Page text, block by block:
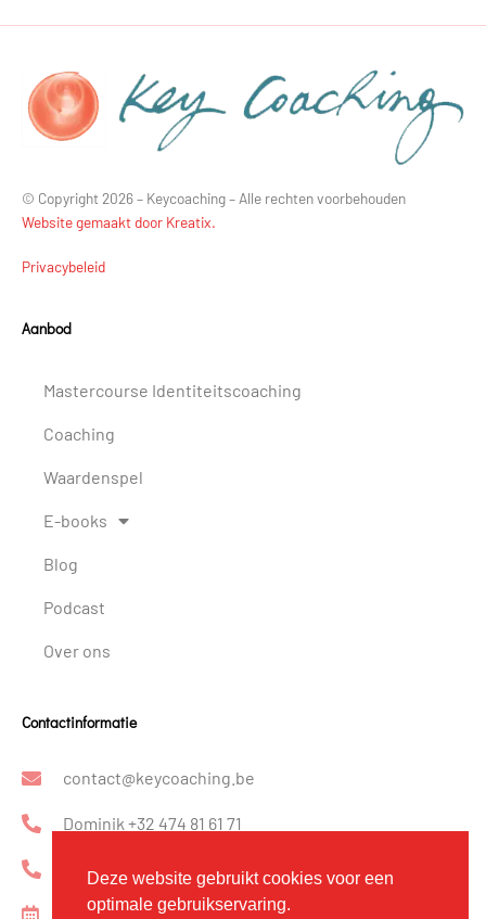
© Copyright 2026 – Keycoaching – Alle rechten voorbehouden
Website gemaakt door Kreatix.
Privacybeleid
Aanbod
Mastercourse Identiteitscoaching
Coaching
Waardenspel
E-books
Blog
Podcast
Over ons
Contactinformatie
contact@keycoaching.be
Dominik +32 474 81 61 71
Katrin +32 475 23 33 81
Kennismakingsgesprek inplannen
Deze website gebruikt cookies voor een
optimale gebruikservaring.